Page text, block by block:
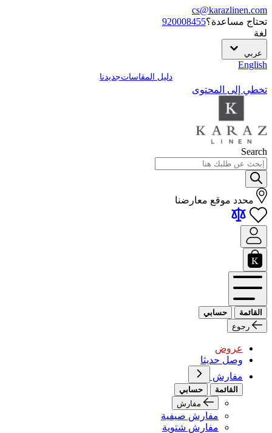
cs@karazlinen.com
تحتاج مساعدة؟920008455
لغة
عربي
English
دليل المقاساتجديدنا
تخطي إلى المحتوى
Search
محدد موقع معارضنا
القائمة
حسابي
رجوع
عروض
وصل حديثا
مفارش
القائمة
حسابي
مفارش
مفارش صيفية
مفارش شتوية